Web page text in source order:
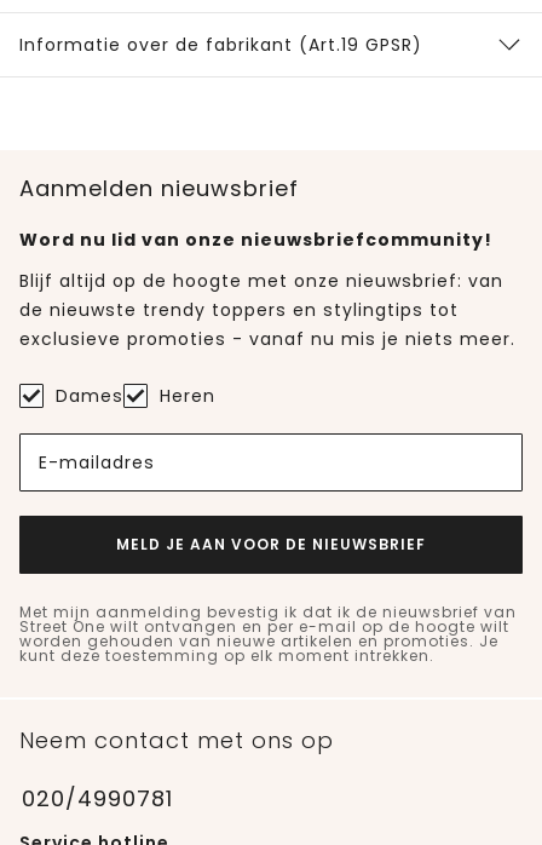
Informatie over de fabrikant (Art.19 GPSR)
Aanmelden nieuwsbrief
Word nu lid van onze nieuwsbriefcommunity!
Blijf altijd op de hoogte met onze nieuwsbrief: van
de nieuwste trendy toppers en stylingtips tot
exclusieve promoties - vanaf nu mis je niets meer.
Dames Heren
E-mailadres
MELD JE AAN VOOR DE NIEUWSBRIEF
Met mijn aanmelding bevestig ik dat ik de nieuwsbrief van
Street One wilt ontvangen en per e-mail op de hoogte wilt
worden gehouden van nieuwe artikelen en promoties. Je
kunt deze toestemming op elk moment intrekken.
Neem contact met ons op
020/4990781